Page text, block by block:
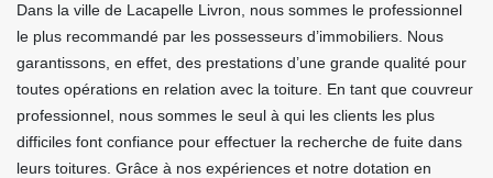
Dans la ville de Lacapelle Livron, nous sommes le professionnel
le plus recommandé par les possesseurs d’immobiliers. Nous
garantissons, en effet, des prestations d’une grande qualité pour
toutes opérations en relation avec la toiture. En tant que couvreur
professionnel, nous sommes le seul à qui les clients les plus
difficiles font confiance pour effectuer la recherche de fuite dans
leurs toitures. Grâce à nos expériences et notre dotation en